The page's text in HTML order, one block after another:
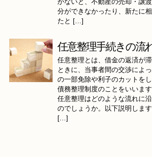
かないと、不動産の売却・譲
分ができなかったり、新たに
たと […]
任意整理手続きの流
任意整理とは、借金の返済が
ときに、当事者間の交渉によ
の一部免除や利子のカットを
債務整理制度のことをいいます
任意整理はどのような流れに
のでしょうか。以下説明しま
[…]